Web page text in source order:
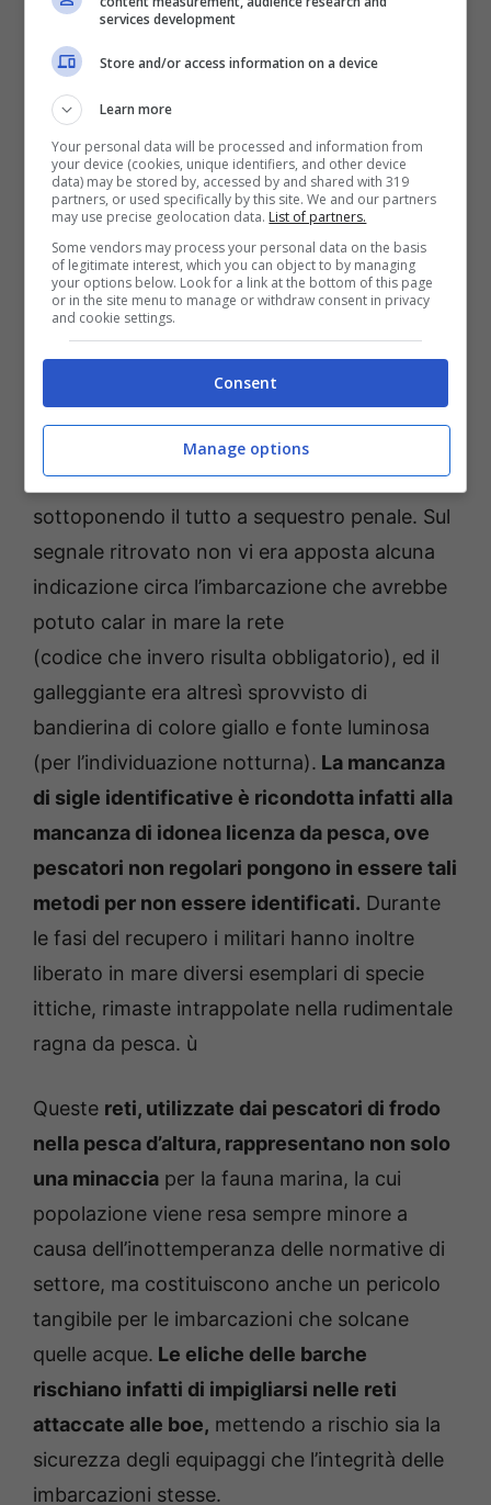
Quanto rinvenuto è stato salpato a bordo
dell’unità navale essendo pericoloso per la
navigazione in ossequio alle violazioni di cui
agli artt.
1218 e 1231 r.d nr. 327/42 (codice della
navigazione) e al d.p.r. nr. 1639, art. 104 e
successive modifiche ed integrazioni,
sottoponendo il tutto a sequestro penale. Sul
segnale ritrovato non vi era apposta alcuna
indicazione circa l’imbarcazione che avrebbe
potuto calar in mare la rete
(codice che invero risulta obbligatorio), ed il
galleggiante era altresì sprovvisto di
bandierina di colore giallo e fonte luminosa
(per l’individuazione notturna). La mancanza
di sigle identificative è ricondotta infatti alla
mancanza di idonea licenza da pesca, ove
pescatori non regolari pongono in essere tali
metodi per non essere identificati. Durante
le fasi del recupero i militari hanno inoltre
liberato in mare diversi esemplari di specie
ittiche, rimaste intrappolate nella rudimentale
ragna da pesca. ù
Queste reti, utilizzate dai pescatori di frodo
nella pesca d’altura, rappresentano non solo
una minaccia per la fauna marina, la cui
popolazione viene resa sempre minore a
causa dell’inottemperanza delle normative di
settore, ma costituiscono anche un pericolo
tangibile per le imbarcazioni che solcane
quelle acque. Le eliche delle barche
rischiano infatti di impigliarsi nelle reti
attaccate alle boe, mettendo a rischio sia la
sicurezza degli equipaggi che l’integrità delle
imbarcazioni stesse.
services development
Store and/or access information on a device
Learn more
Your personal data will be processed and information from
your device (cookies, unique identifiers, and other device
data) may be stored by, accessed by and shared with 319
partners, or used specifically by this site. We and our partners
may use precise geolocation data. List of partners.
Some vendors may process your personal data on the basis
of legitimate interest, which you can object to by managing
your options below. Look for a link at the bottom of this page
or in the site menu to manage or withdraw consent in privacy
and cookie settings.
Consent
Manage options